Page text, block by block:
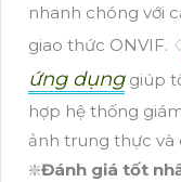
nhanh chóng với
giao thức ONVIF.
ứng dụnggiúp
hợp hệ thống
ảnh trung thực và
❇️Đánh giá tốt